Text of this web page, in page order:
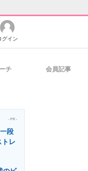
グイン
チ 会員記事
- PR -
段
トレ